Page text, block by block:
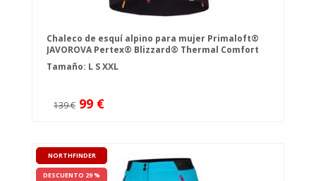
Chaleco de esquí alpino para mujer Primaloft®
JAVOROVA Pertex® Blizzard® Thermal Comfort
Tamaño: L SXXL
139 € 99 €
NORTHFINDER
DESCUENTO 29 %